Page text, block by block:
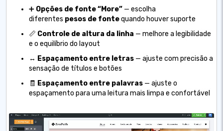
➕ Opções de fonte “More” — escolha
diferentes pesos de fontequando houver suporte
📏 Controle de altura da linha — melhore a legibilidade
e o equilíbrio do layout
↔️ Espaçamento entre letras — ajuste com precisão a
sensação de títulos e botões
🧾 Espaçamento entre palavras — ajuste o
espaçamento para uma leitura mais limpa e confortável